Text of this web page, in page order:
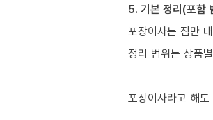
5. 기본 정리(포함
포장이사는 짐만
정리 범위는 상품
포장이사라고 해